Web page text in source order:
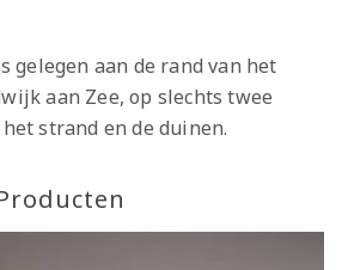
gelegen aan de rand van het
aan Zee, op slechts twee
strand en de duinen.